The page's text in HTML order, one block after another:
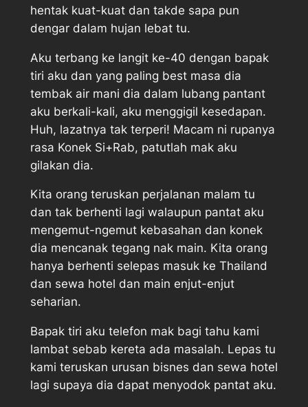
hentak kuat-kuat dan takde sapa pun
dengar dalam hujan lebat tu.
Aku terbang ke langit ke-40 dengan bapak
tiri aku dan yang paling best masa dia
tembak air mani dia dalam lubang pantant
aku berkali-kali, aku menggigil kesedapan.
Huh, lazatnya tak terperi! Macam ni rupanya
rasa Konek Si+Rab, patutlah mak aku
gilakan dia.
Kita orang teruskan perjalanan malam tu
dan tak berhenti lagi walaupun pantat aku
mengemut-ngemut kebasahan dan konek
dia mencanak tegang nak main. Kita orang
hanya berhenti selepas masuk ke Thailand
dan sewa hotel dan main enjut-enjut
seharian.
Bapak tiri aku telefon mak bagi tahu kami
lambat sebab kereta ada masalah. Lepas tu
kami teruskan urusan bisnes dan sewa hotel
lagi supaya dia dapat menyodok pantat aku.